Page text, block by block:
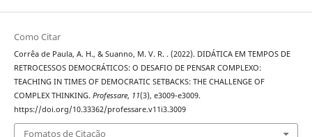
Como Citar
Corrêa de Paula, A. H., & Suanno, M. V. R. . (2022). DIDÁTICA EM TEMPOS DE
RETROCESSOS DEMOCRÁTICOS: O DESAFIO DE PENSAR COMPLEXO:
TEACHING IN TIMES OF DEMOCRATIC SETBACKS: THE CHALLENGE OF
COMPLEX THINKING. Professare, 11(3), e3009-e3009.
https://doi.org/10.33362/professare.v11i3.3009
Fomatos de Citação